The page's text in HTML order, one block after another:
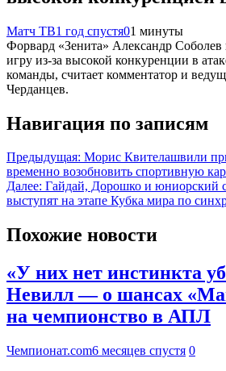
Матч ТВ1 год спустя01 минуты
Форвард «Зенита» Александр
игру из‑за высокой конкуренции в
команды, считает комментатор и
Черданцев.
Навигация по записям
Предыдущая: Морис Квителашвили
временно возобновить спортивную
Далее: Гайдай, Дорошко и юниорский
выступят на этапе Кубка мира по
Похожие новости
«У них нет инстинкта
Невилл — о шансах
на чемпионство в АПЛ
Чемпионат.com6 месяцев спустя 0